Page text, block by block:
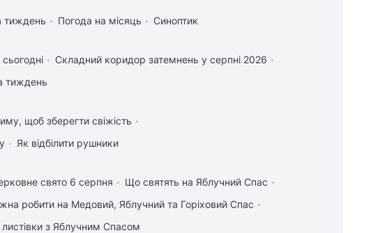
тиждень Погода на місяць Синоптик
Складний коридор затемнень у серпні 2026
тиждень
щоб зберегти свіжість
Як відбілити рушники
свято 6 серпня
Що святять на Яблучний Спас
робити на Медовий, Яблучний та Горіховий Спас
листівки з Яблучним Спасом